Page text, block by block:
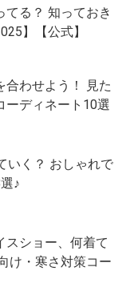
てる？ 知っておき
】【公式】
合わせよう！ 見た
ーディネート10選
いく？ おしゃれで
♪
スショー、何着て
け・寒さ対策コー